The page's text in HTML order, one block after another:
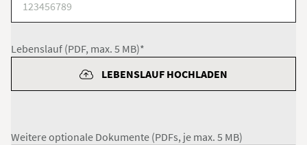
Lebenslauf (PDF, max. 5 MB)*
LEBENSLAUF HOCHLADEN
Weitere optionale Dokumente (PDFs, je max. 5 MB)